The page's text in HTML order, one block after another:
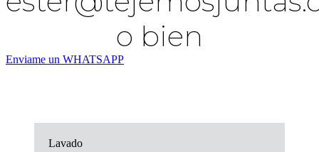
o bien
Enviame un WHATSAPP
Lavado